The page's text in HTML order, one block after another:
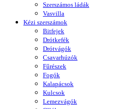
Szerszámos ládák
Vasvilla
Kézi szerszámok
Bitfejek
Drótkefék
Drótvágók
Csavarhúzók
Fűrészek
Fogók
Kalapácsok
Kulcsok
Lemezvágók